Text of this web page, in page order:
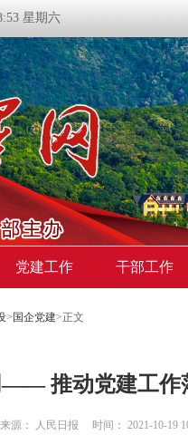
星期六
党建工作 干部工作
> 国企党建>正文
—— 推动党建工作
源： 人民日报 时间： 2021-10-19